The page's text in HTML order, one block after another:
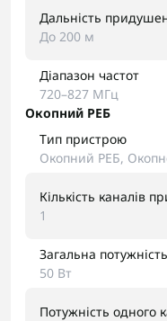
Дальність
До 200 м
Діапазон частот
720–827 МГц
Окопний РЕБ
Тип пристрою
Окопний РЕБ,
Кількість каналів
1
Загальна
50 Вт
Потужність одного